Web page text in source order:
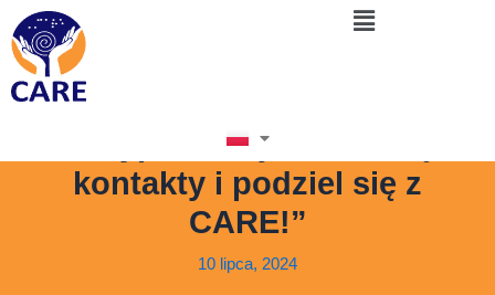
Skip
to
content
Menu
upowszechniające CARE
na Cyprze: „Zjedz, nawiąż
kontakty i podziel się z
CARE!”
10 lipca, 2024
Post
navigation